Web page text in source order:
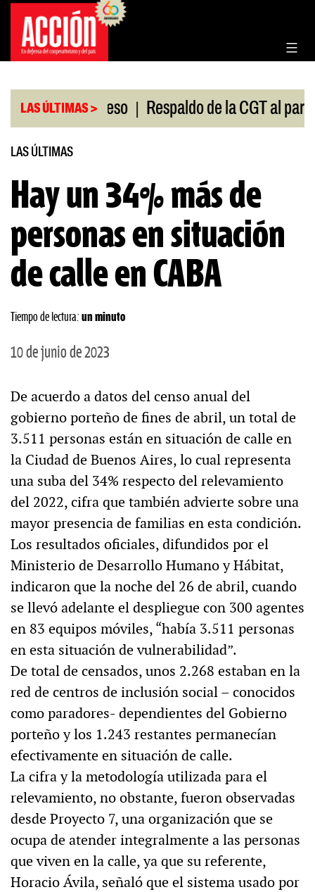
Saltar
contenido
LAS ÚLTIMAS >
en el Congreso | Respaldo de la CGT al paro
LAS ÚLTIMAS
Hay un 34% más de
personas en situación
de calle en CABA
Tiempo de lectura: un minuto
10 de junio de 2023
De acuerdo a datos del censo anual del
gobierno porteño de fines de abril, un total de
3.511 personas están en situación de calle en
la Ciudad de Buenos Aires, lo cual representa
una suba del 34% respecto del relevamiento
del 2022, cifra que también advierte sobre una
mayor presencia de familias en esta condición.
Los resultados oficiales, difundidos por el
Ministerio de Desarrollo Humano y Hábitat,
indicaron que la noche del 26 de abril, cuando
se llevó adelante el despliegue con 300 agentes
en 83 equipos móviles, “había 3.511 personas
en esta situación de vulnerabilidad”.
De total de censados, unos 2.268 estaban en la
red de centros de inclusión social – conocidos
como paradores- dependientes del Gobierno
porteño y los 1.243 restantes permanecían
efectivamente en situación de calle.
La cifra y la metodología utilizada para el
relevamiento, no obstante, fueron observadas
desde Proyecto 7, una organización que se
ocupa de atender integralmente a las personas
que viven en la calle, ya que su referente,
Horacio Ávila, señaló que el sistema usado por